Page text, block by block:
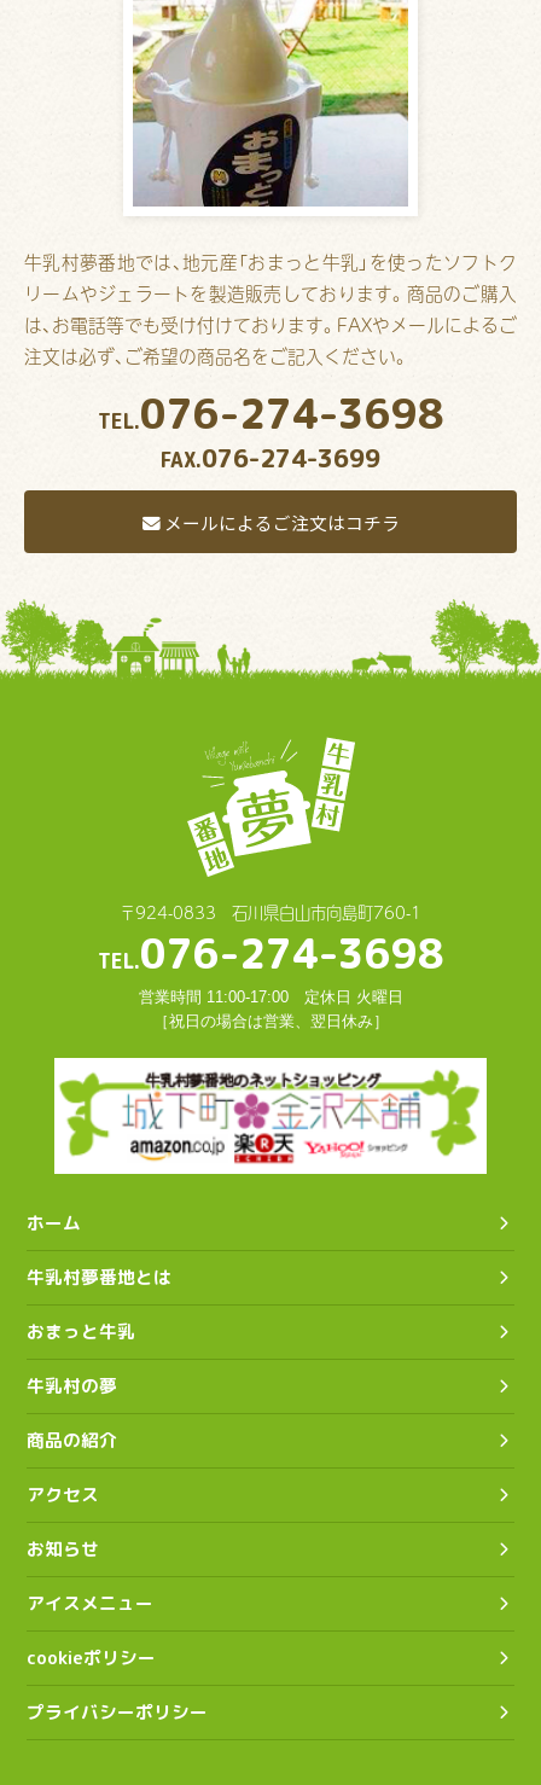
牛乳村夢番地では、地元産「おまっと牛乳」を使ったソフトク
リームやジェラートを製造販売しております。商品のご購入
は、お電話等でも受け付けております。FAXやメールによるご
注文は必ず、ご希望の商品名をご記入ください。
TEL.076-274-3698
FAX.076-274-3699
メールによるご注文はコチラ
〒924-0833 石川県白山市向島町760-1
TEL.076-274-3698
営業時間 11:00-17:00 定休日 火曜日
［祝日の場合は営業、翌日休み］
ホーム
牛乳村夢番地とは
おまっと牛乳
牛乳村の夢
商品の紹介
アクセス
お知らせ
アイスメニュー
cookieポリシー
プライバシーポリシー